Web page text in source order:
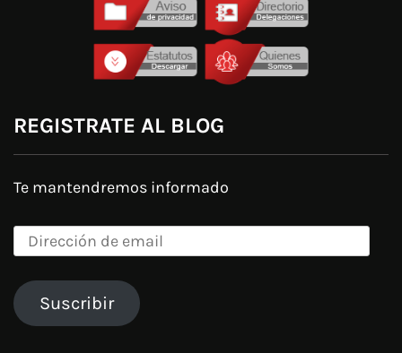
REGISTRATE AL BLOG
Te mantendremos informado
Dirección
emailSuscribir